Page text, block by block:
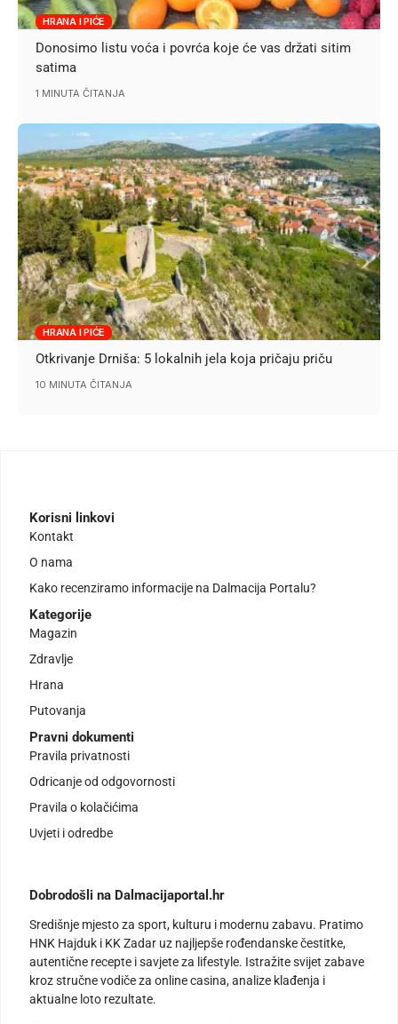
HRANA I PIĆE
Donosimo listu voća i povrća koje će vas držati sitim
satima
1 MINUTA ČITANJA
HRANA I PIĆE
Otkrivanje Drniša: 5 lokalnih jela koja pričaju priču
10 MINUTA ČITANJA
Korisni linkovi
Kontakt
O nama
Kako recenziramo informacije na Dalmacija Portalu?
Kategorije
Magazin
Zdravlje
Hrana
Putovanja
Pravni dokumenti
Pravila privatnosti
Odricanje od odgovornosti
Pravila o kolačićima
Uvjeti i odredbe
Dobrodošli na Dalmacijaportal.hr
Središnje mjesto za sport, kulturu i modernu zabavu. Pratimo
HNK Hajduk i KK Zadar uz najljepše rođendanske čestitke,
autentične recepte i savjete za lifestyle. Istražite svijet zabave
kroz stručne vodiče za online casina, analize klađenja i
aktualne loto rezultate.